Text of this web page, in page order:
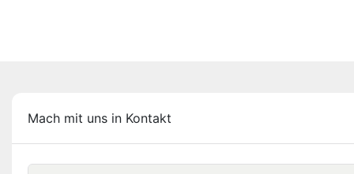
Mach mit uns in Kontakt